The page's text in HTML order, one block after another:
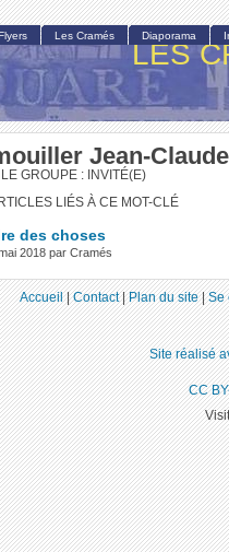
LES
Jean-Claude
GROUPE : INVITÉ(E)
LIÉS À CE MOT-CLÉ
des choses
2018 par Cramés
Flyers Les Cramés Diaporama
Accueil|Contact|Plan du site|Se
Site réalisé
CC